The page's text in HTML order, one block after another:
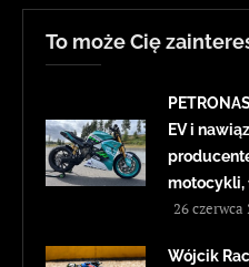
To może Cię
EV i
motocykli,
26 czerwca
Wójcik